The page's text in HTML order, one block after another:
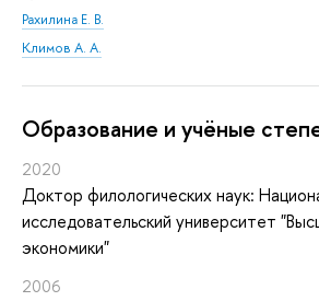
Рахилина Е. В.
Климов А. А.
Oбразование и учёные
2020
Доктор филологических наук:
исследовательский университет
экономики"
2006